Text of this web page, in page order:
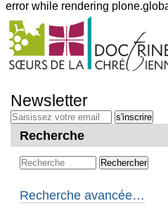
error while rendering
Outils
personnels
au
contenu.
Aller
navigation
Newsletter
Recherche
Recherche avancée…